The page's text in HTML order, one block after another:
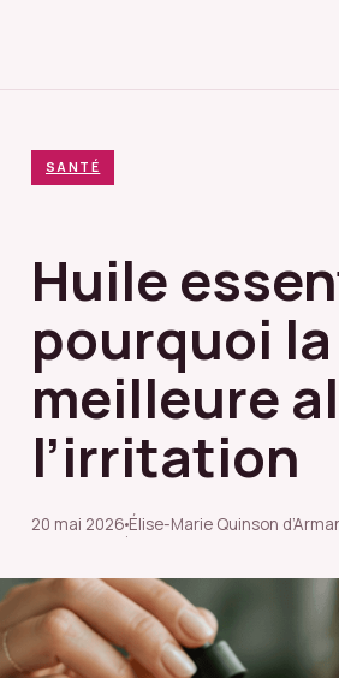
SANTÉ
Huile
pourquoi
meilleure
l’irritation
20 mai 2026
·
Élise-Marie Quinson